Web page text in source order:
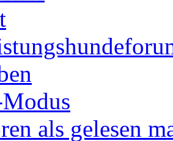
als gelesen